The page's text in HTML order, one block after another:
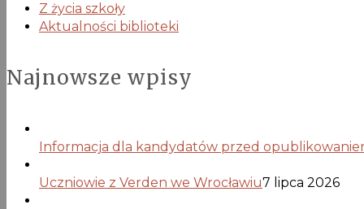
Z życia szkoły
Aktualności biblioteki
Najnowsze wpisy
Informacja dla kandydatów przed
Uczniowie z Verden we Wrocławiu7 lipca 2026